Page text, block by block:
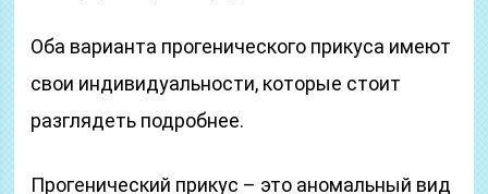
Оба варианта прогенического прикуса имеют
свои индивидуальности, которые стоит
разглядеть подробнее.
Прогенический прикус – это аномальный вид